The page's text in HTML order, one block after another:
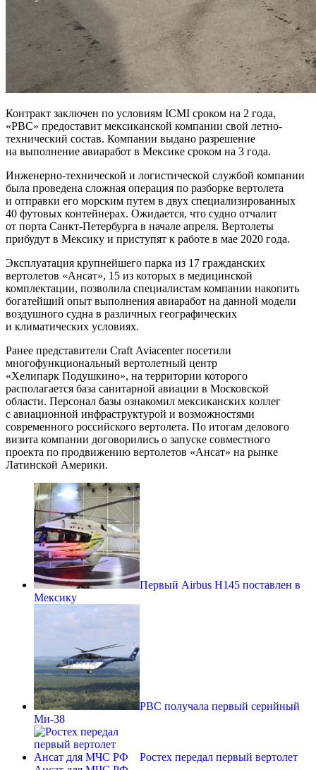
Контракт заключен по условиям ICMI сроком на 2 года,
«РВС» предоставит мексиканской компании свой летно-
технический состав. Компании выдано разрешение
на выполнение авиаработ в Мексике сроком на 3 года.
Инженерно-технической и логистической службой компании
была проведена сложная операция по разборке вертолета
и отправки его морским путем в двух специализированных
40 футовых контейнерах. Ожидается, что судно отчалит
от порта Санкт-Петербурга в начале апреля. Вертолеты
прибудут в Мексику и приступят к работе в мае 2020 года.
Эксплуатация крупнейшего парка из 17 гражданских
вертолетов «Ансат», 15 из которых в медицинской
комплектации, позволила специалистам компании накопить
богатейший опыт выполнения авиаработ на данной модели
воздушного судна в различных географических
и климатических условиях.
Ранее представители Craft Aviacenter посетили
многофункциональный вертолетный центр
«Хелипарк Подушкино», на территории которого
располагается база санитарной авиации в Московской
области. Персонал базы ознакомил мексиканских коллег
с авиационной инфраструктурой и возможностями
современного российского вертолета. По итогам делового
визита компании договорились о запуске совместного
проекта по продвижению вертолетов «Ансат» на рынке
Латинской Америки.
Первый Airbus H145 поставлен в
Мексику
РВС получала первый серийный
Ми-38
Ростех передал первый вертолет